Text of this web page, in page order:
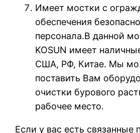
Имеет мостки с
обеспечения
персонала.В данной
KOSUN имеет
США, РФ, Китае. Мы
поставить Вам
очистки бурового
рабочее место.
Если у вас есть связанные